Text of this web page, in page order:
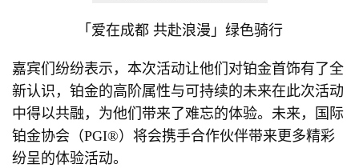
「爱在成都 共赴浪漫」绿色骑行
嘉宾们纷纷表示，本次活动让他们对铂金首饰有了全
新认识，铂金的高阶属性与可持续的未来在此次活动
中得以共融，为他们带来了难忘的体验。未来，国际
铂金协会（PGI®）将会携手合作伙伴带来更多精彩
纷呈的体验活动。